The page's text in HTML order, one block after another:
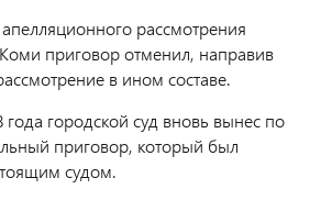
рассмотрения
приговор отменил, направив
в ином составе.
года городской суд вновь вынес по
приговор, который был
судом.